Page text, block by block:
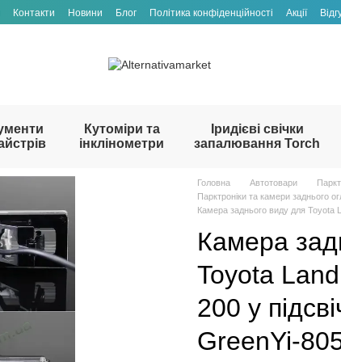
Контакти Новини Блог Політика конфіденційності Акції
Кутоміри та
інклінометри
Іридієві свічки
запалювання Torch
Головна Автотовари
Парктроніки та камери заднього
Камера заднього виду для Toyota
Камера
Toyota
200 у
GreenYi-